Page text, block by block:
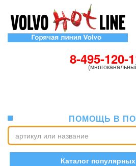
8-495-120-
ПОМОЩЬ В
Каталог